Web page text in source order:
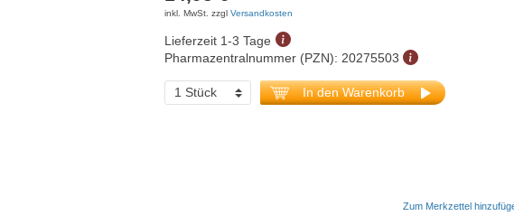
inkl. MwSt. zzgl Versandkosten
Lieferzeit 1-3 Tage
Pharmazentralnummer (PZN): 20275503
In den Warenkorb
Zum Merkzettel